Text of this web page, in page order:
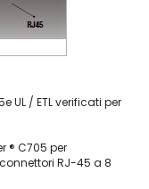
UL / ETL verificati per
® C705 per
RJ-45 a 8